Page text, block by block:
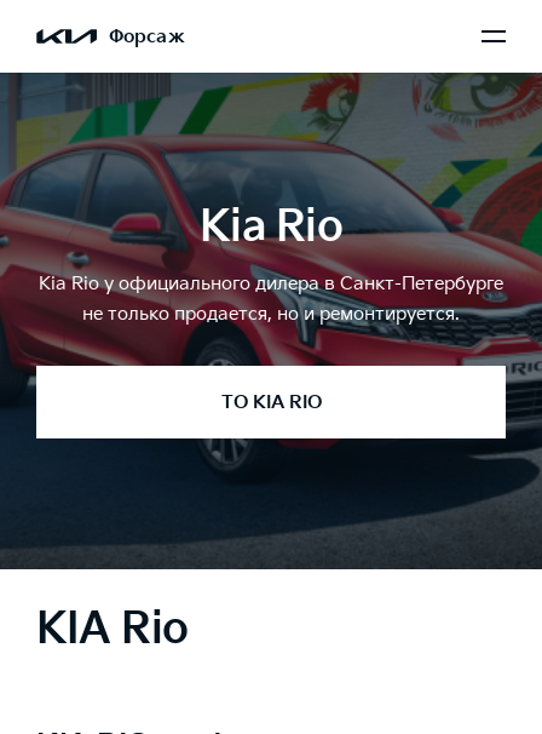
Форсаж
Kia Rio
Kia Rio у официального дилера в Санкт-Петербурге
не только продается, но и ремонтируется.
ТО KIA RIO
KIA Rio